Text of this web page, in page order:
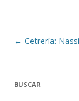
Navegación
← Cetrería:
BUSCAR